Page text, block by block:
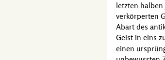
letzten
verkörperten
Abart des
Geist in eins
einen